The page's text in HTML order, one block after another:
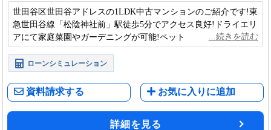
世田谷区世田谷アドレスの1LDK中古マンションのご紹介です!東
急世田谷線「松陰神社前」駅徒歩5分でアクセス良好!ドライエリ
アにて家庭菜園やガーデニングが可能!ペット飼育可の物件にな
ります!(細則あり)
ローンシミュレーション
資料請求する お気に入りに追加
詳細を見る